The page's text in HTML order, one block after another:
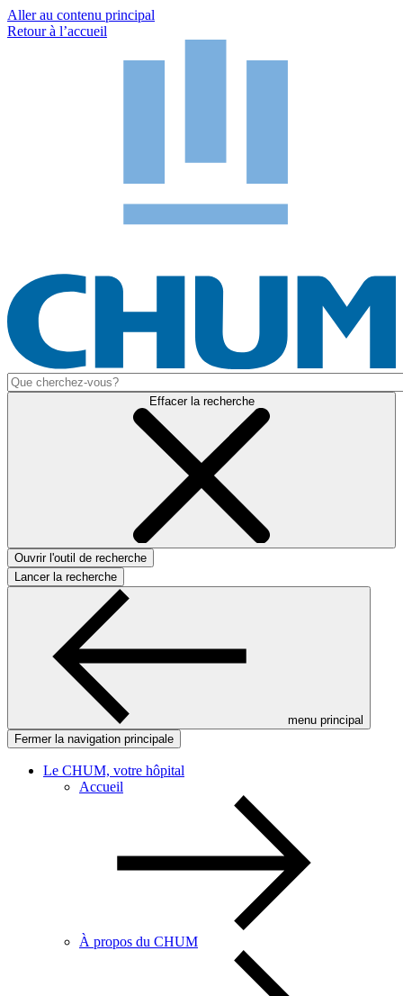
Aller au contenu principal
Retour à l’accueil
Effacer la recherche
Ouvrir l'outil de recherche
Lancer la recherche
menu principal
Fermer la navigation principale
Le CHUM, votre hôpital
Accueil
À propos du CHUM